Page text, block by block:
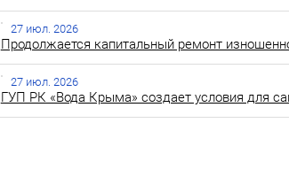
27 июл. 2026
Продолжается капитальный ремонт
27 июл. 2026
ГУП РК «Вода Крыма» создает условия для